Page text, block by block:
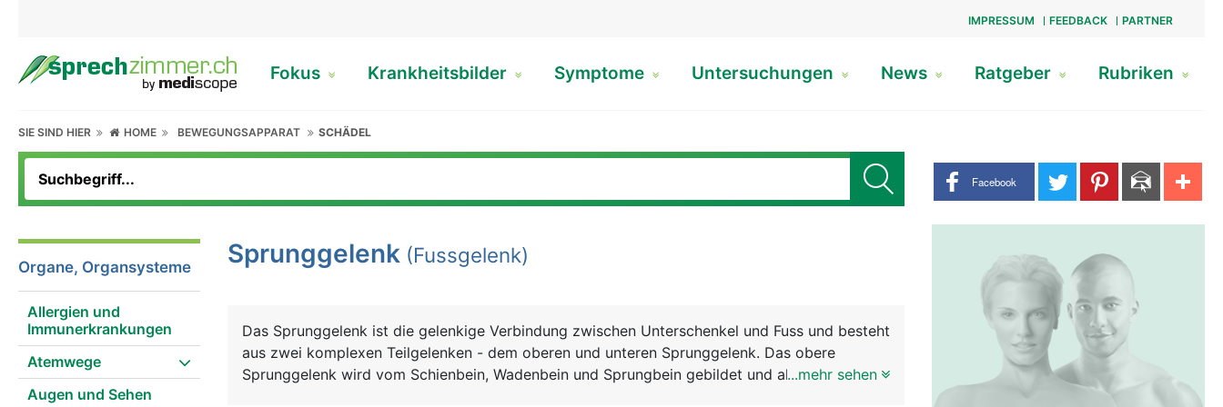
IMPRESSUM FEEDBACK PARTNER
Fokus Krankheitsbilder Symptome Untersuchungen News Ratgeber Rubriken
SIE SIND HIER HOME BEWEGUNGSAPPARAT SCHÄDEL
Share buttons
Facebook
Organe, Organsysteme
Allergien und
Immunerkrankungen
Atemwege
Augen und Sehen
Sprunggelenk (Fussgelenk)
Das Sprunggelenk ist die gelenkige Verbindung zwischen Unterschenkel und Fuss und besteht
aus zwei komplexen Teilgelenken - dem oberen und unteren Sprunggelenk. Das obere
Sprunggelenk wird vom Schienbein, Wadenbein und Sprungbein gebildet und als...mehr sehen